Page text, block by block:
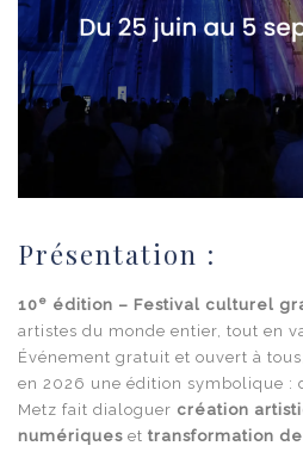
Présentation :
10e édition – Festival culturel
artistes du monde entier, tout en
Événement gratuit et ouvert à
en 2026 une édition symbolique :
Metz fait dialoguer création
numériques et transformation